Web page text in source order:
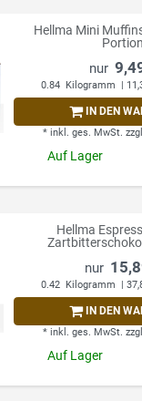
Hellma Mini
0.84 Kilogramm |
IN DEN
* inkl. ges. MwSt.
Auf Lager
Hellma
0.42 Kilogramm |
IN DEN
* inkl. ges. MwSt.
Auf Lager